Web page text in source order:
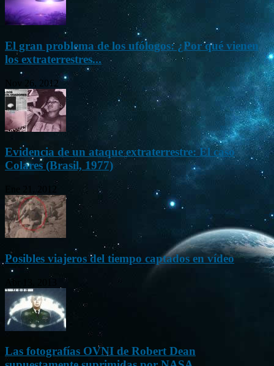
El gran problema de los ufólogos: ¿Por qué vienen
los extraterrestres...
Nov 26, 2012
Evidencia de un ataque extraterrestre: El caso
Colares (Brasil, 1977)
Posibles viajeros del tiempo captados en vídeo
Abr 13, 2013
Las fotografías OVNI de Robert Dean